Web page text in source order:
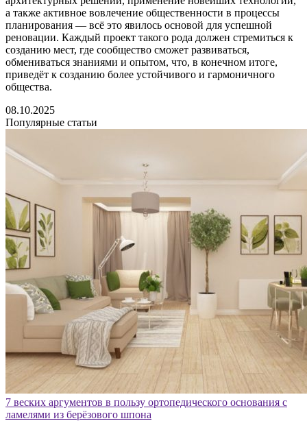
а также активное вовлечение общественности в процессы
планирования — всё это явилось основой для успешной
реновации. Каждый проект такого рода должен стремиться к
созданию мест, где сообщество сможет развиваться,
обмениваться знаниями и опытом, что, в конечном итоге,
приведёт к созданию более устойчивого и гармоничного
общества.
08.10.2025
Популярные статьи
7 веских аргументов в пользу ортопедического основания с
ламелями из берёзового шпона